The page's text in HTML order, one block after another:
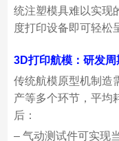
统注塑模具难以实现
度打印设备即可轻松
3D打印航模： 研发周
传统航模原型机制造
产等多个环节，平均
后：
– 气动测试件可实现